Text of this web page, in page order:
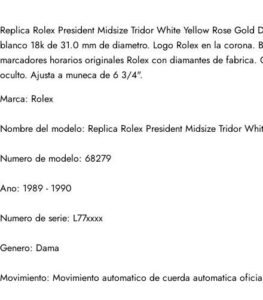
Replica Rolex President Midsize Tridor White Yellow Rose
blanco 18k de 31.0 mm de diametro. Logo Rolex en la corona.
marcadores horarios originales Rolex con diamantes de
oculto. Ajusta a muneca de 6 3/4".
Marca: Rolex
Nombre del modelo: Replica Rolex President Midsize Tridor
Numero de modelo: 68279
Ano: 1989 - 1990
Numero de serie: L77xxxx
Genero: Dama
Movimiento: Movimiento automatico de cuerda automatica
Solo los
Email
Correo